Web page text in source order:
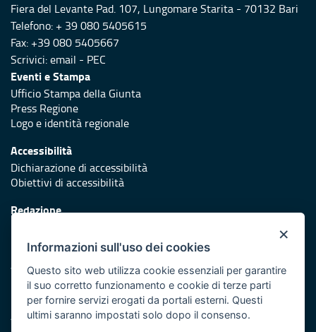
Fiera del Levante Pad. 107, Lungomare Starita - 70132 Bari
Telefono: + 39 080 5405615
Fax: +39 080 5405667
Scrivici:email - PEC
Eventi e Stampa
Ufficio Stampa della Giunta
Press Regione
Logo e identità regionale
Accessibilità
Dichiarazione di accessibilità
Obiettivi di accessibilità
Redazione
Protezione civile
Vai al sito di Protezione Civile Puglia
Iniziativa finanziata con risorse del POR Puglia 2014/2020 -
Asse XI
×
Informazioni sull'uso dei cookies
Questo sito web utilizza cookie essenziali per garantire
il suo corretto funzionamento e cookie di terze parti
per fornire servizi erogati da portali esterni. Questi
ultimi saranno impostati solo dopo il consenso.